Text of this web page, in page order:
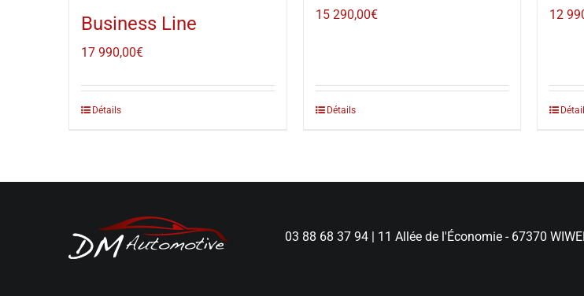
Business Line
17 990,00€
Détails
15 290,00€
Détails
12
03 88 68 37 94 | 11 Allée de l'Économie - 67370